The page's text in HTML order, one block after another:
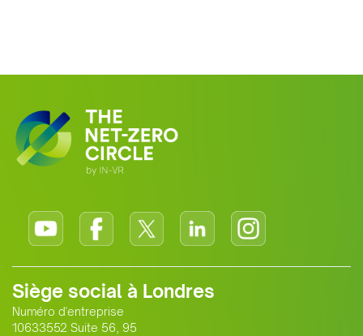
Siège social à Londres
Numéro d'entreprise
10633552 Suite 56, 95